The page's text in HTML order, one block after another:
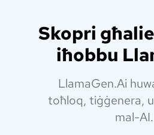
Skopri
iħobbu
LlamaGen.Ai
toħloq, tiġġenera,
mal-AI.